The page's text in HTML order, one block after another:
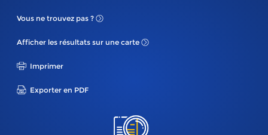
Vous ne trouvez pas ?
Afficher les résultats sur une carte
Imprimer
Exporter en PDF